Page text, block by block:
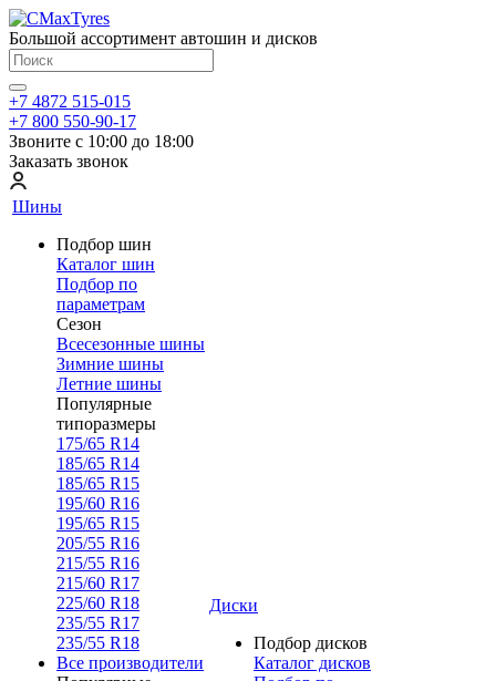
Большой ассортимент автошин и дисков
+7 4872 515-015
+7 800 550-90-17
Звоните с 10:00 до 18:00
Заказать звонок
Шины
Подбор шин
Каталог шин
Подбор по
параметрам
Сезон
Всесезонные шины
Зимние шины
Летние шины
Популярные
типоразмеры
175/65 R14
185/65 R14
185/65 R15
195/60 R16
195/65 R15
205/55 R16
215/55 R16
215/60 R17
225/60 R18
235/55 R17
235/55 R18
Все производители
Диски
Подбор дисков
Каталог дисков